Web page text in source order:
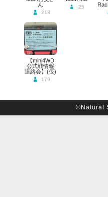
ん
213
25
【mini4WD
公式戦情報
連絡会】(仮)
179
©Natural